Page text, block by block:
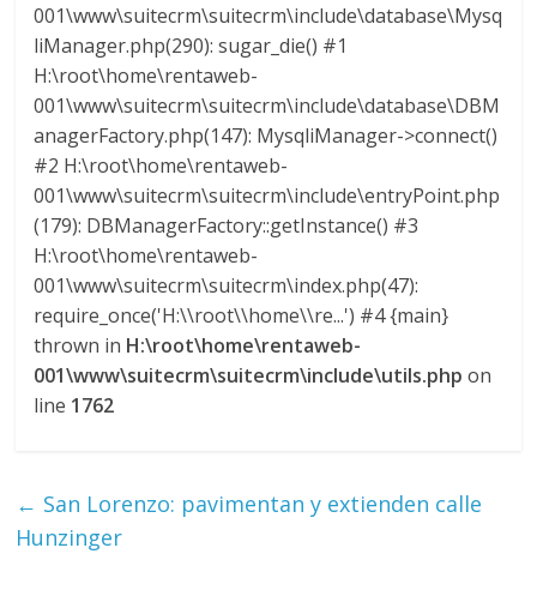
v
a
A
Q
001\www\suitecrm\suitecrm\include\database\Mysq
liManager.php(290): sugar_die() #1
H:\root\home\rentaweb-
001\www\suitecrm\suitecrm\include\database\DBM
anagerFactory.php(147): MysqliManager->connect()
#2 H:\root\home\rentaweb-
001\www\suitecrm\suitecrm\include\entryPoint.php
(179): DBManagerFactory::getInstance() #3
H:\root\home\rentaweb-
001\www\suitecrm\suitecrm\index.php(47):
require_once('H:\\root\\home\\re...') #4 {main}
thrown in H:\root\home\rentaweb-
001\www\suitecrm\suitecrm\include\utils.php on
line 1762
← San Lorenzo: pavimentan y extienden calle
Hunzinger